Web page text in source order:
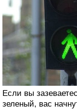
Если вы
зеленый, вас